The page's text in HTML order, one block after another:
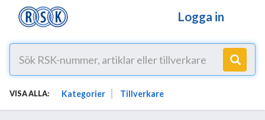
Logga in
VISA ALLA: Kategorier Tillverkare